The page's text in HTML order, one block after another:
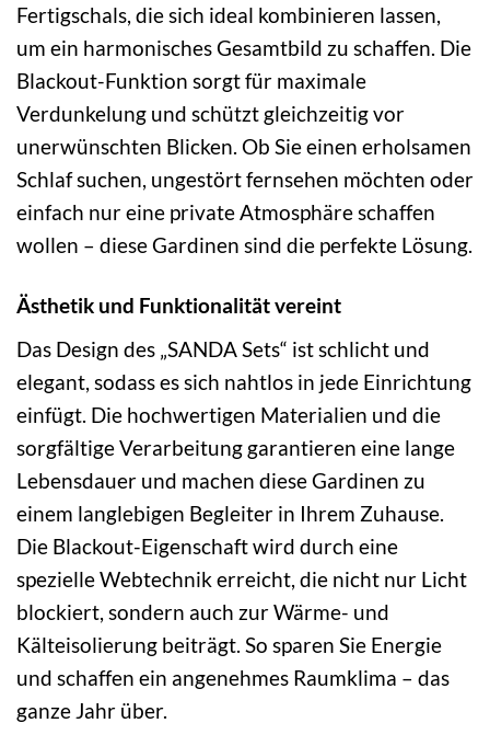
Fertigschals, die sich ideal kombinieren lassen,
um ein harmonisches Gesamtbild zu schaffen. Die
Blackout-Funktion sorgt für maximale
Verdunkelung und schützt gleichzeitig vor
unerwünschten Blicken. Ob Sie einen erholsamen
Schlaf suchen, ungestört fernsehen möchten oder
einfach nur eine private Atmosphäre schaffen
wollen – diese Gardinen sind die perfekte Lösung.
Ästhetik und Funktionalität vereint
Das Design des „SANDA Sets“ ist schlicht und
elegant, sodass es sich nahtlos in jede Einrichtung
einfügt. Die hochwertigen Materialien und die
sorgfältige Verarbeitung garantieren eine lange
Lebensdauer und machen diese Gardinen zu
einem langlebigen Begleiter in Ihrem Zuhause.
Die Blackout-Eigenschaft wird durch eine
spezielle Webtechnik erreicht, die nicht nur Licht
blockiert, sondern auch zur Wärme- und
Kälteisolierung beiträgt. So sparen Sie Energie
und schaffen ein angenehmes Raumklima – das
ganze Jahr über.